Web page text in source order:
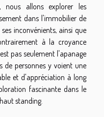
nous allons explorer les
dans l'immobilier de
inconvénients, ainsi que
à la croyance
pas seulement l'apanage
de personnes y voient une
et d'appréciation à long
fascinante dans le
standing.